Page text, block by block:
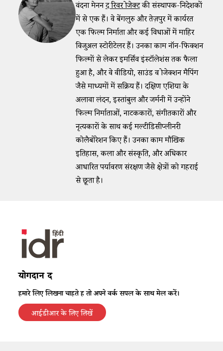
वंदना मेननद रिवर प्रोजेक्टकी संस्थापक-निदेशकों
में से एक हैं। वे बेंगलुरु और तेज़पुर में कार्यरत
एक फिल्म निर्माता और कई विधाओं में माहिर
विजुअल स्टोरीटेलर हैं। उनका काम नॉन-फिक्शन
फिल्मों से लेकर इमर्सिव इंस्टॉलेशंस तक फैला
हुआ है, और वे वीडियो, साउंड व प्रोजेक्शन मैपिंग
जैसे माध्यमों में सक्रिय हैं। दक्षिण एशिया के
अलावा लंदन, इस्तांबुल और जर्मनी में उन्होंने
फिल्म निर्माताओं, नाटककारों, संगीतकारों और
नृत्यकारों के साथ कई मल्टीडिसीप्लीनरी
कोलैबोरेशन किए हैं। उनका काम मौखिक
इतिहास, कला और संस्कृति, और अधिकार
आधारित पर्यावरण संरक्षण जैसे क्षेत्रों को गहराई
से छूता है।
योगदान दें
हमारे लिए लिखना चाहते हैं तो अपने वर्क सैंपल के साथ मेल करें।
आईडीआर के लिए लिखें